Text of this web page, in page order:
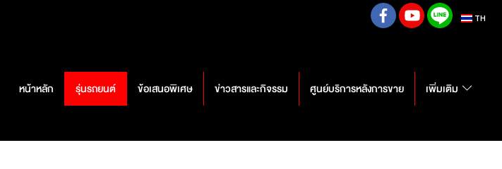
TH
หน้าหลัก รุ่นรถยนต์ ข้อเสนอพิเศษ ข่าวสารและกิจรรม ศูนย์บริการหลังการขาย เพิ่มเติม